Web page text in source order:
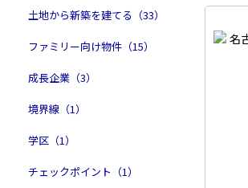
土地から新築を建てる（33）
ファミリー向け物件（15）
成長企業（3）
境界線（1）
学区（1）
チェックポイント（1）